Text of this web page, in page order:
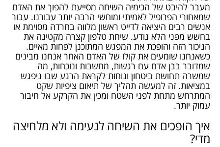
מעבר להיבט של הכימיה השיחה מסייעת להפוך את האדם
שמאחורי הפרופיל לאמיתי ומוחשי הרבה יותר עבורנו. עבור
אנשים רבים היציאה לדייט ראשון מלווה בחרדה מסוימת או
בחשש מפני הלא נודע. שיחת טלפון קצרה מקטינה את
הניכור הזה והופכת את המפגש המתוכנן לפחות מאיים.
כשאנחנו שומעים את קולו של האדם האחר אנחנו מבינים
שמדובר בבן אדם עם רגשות, מחשבות ונוכחות, מה
שמשרה תחושת ביטחון ונוחות לקראת הרגע שבו ניפגש
במציאות. זה למעשה תהליך של תיאום ציפיות שקט
המתרחש מתחת לפני השטח ומכין את הקרקע אל חיבור
עמוק יותר.
איך הופכים את השיחה לנעימה ולא מלחיצה
מדי?